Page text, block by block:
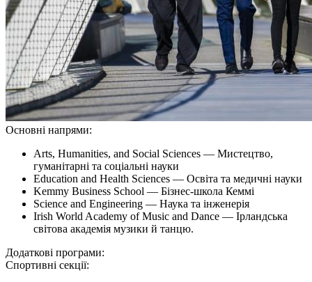
Основні напрями:
Arts, Humanities, and Social Sciences — Мистецтво,
гуманітарні та соціальні науки
Education and Health Sciences — Освіта та медичні науки
Kemmy Business School — Бізнес-школа Кеммі
Science and Engineering — Наука та інженерія
Irish World Academy of Music and Dance — Ірландська
світова академія музики й танцю.
Додаткові програми:
Спортивні секції: